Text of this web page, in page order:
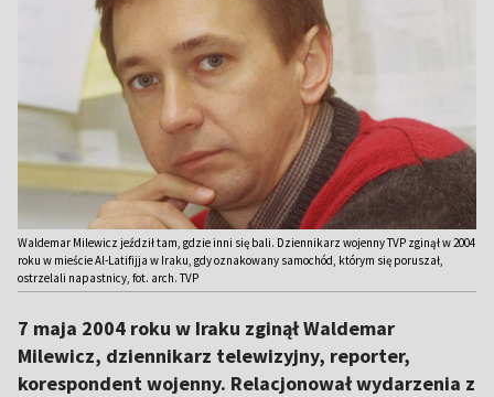
Waldemar Milewicz jeździł tam, gdzie inni się bali. Dziennikarz wojenny TVP zginął w 2004
roku w mieście Al-Latifijja w Iraku, gdy oznakowany samochód, którym się poruszał,
ostrzelali napastnicy, fot. arch. TVP
7 maja 2004 roku w Iraku zginął Waldemar
Milewicz, dziennikarz telewizyjny, reporter,
korespondent wojenny. Relacjonował wydarzenia z